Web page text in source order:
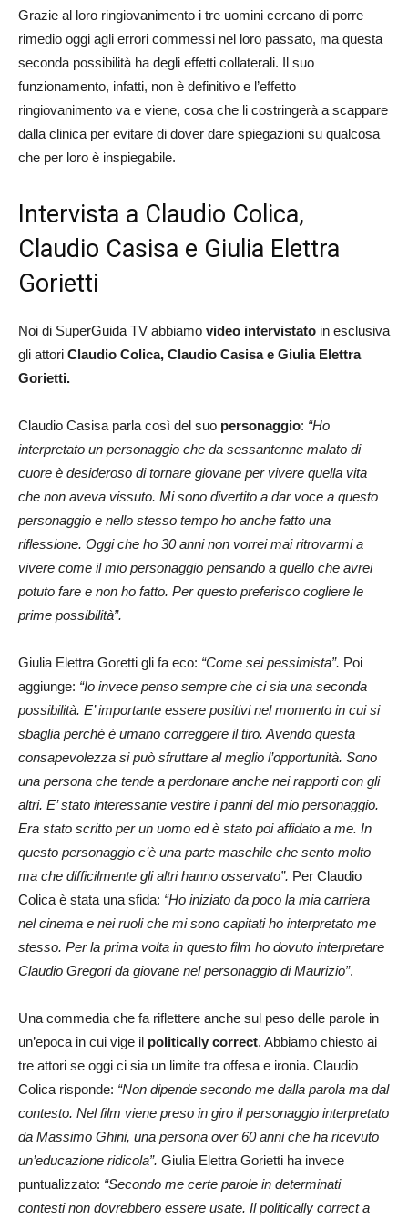
Grazie al loro ringiovanimento i tre uomini cercano di porre
rimedio oggi agli errori commessi nel loro passato, ma questa
seconda possibilità ha degli effetti collaterali. Il suo
funzionamento, infatti, non è definitivo e l’effetto
ringiovanimento va e viene, cosa che li costringerà a scappare
dalla clinica per evitare di dover dare spiegazioni su qualcosa
che per loro è inspiegabile.
Intervista a Claudio Colica,
Claudio Casisa e Giulia Elettra
Gorietti
Noi di SuperGuida TV abbiamo video intervistato in esclusiva
gli attori Claudio Colica, Claudio Casisa e Giulia Elettra
Gorietti.
Claudio Casisa parla così del suo personaggio: “Ho
interpretato un personaggio che da sessantenne malato di
cuore è desideroso di tornare giovane per vivere quella vita
che non aveva vissuto. Mi sono divertito a dar voce a questo
personaggio e nello stesso tempo ho anche fatto una
riflessione. Oggi che ho 30 anni non vorrei mai ritrovarmi a
vivere come il mio personaggio pensando a quello che avrei
potuto fare e non ho fatto. Per questo preferisco cogliere le
prime possibilità”.
Giulia Elettra Goretti gli fa eco: “Come sei pessimista”. Poi
aggiunge: “Io invece penso sempre che ci sia una seconda
possibilità. E’ importante essere positivi nel momento in cui si
sbaglia perché è umano correggere il tiro. Avendo questa
consapevolezza si può sfruttare al meglio l’opportunità. Sono
una persona che tende a perdonare anche nei rapporti con gli
altri. E’ stato interessante vestire i panni del mio personaggio.
Era stato scritto per un uomo ed è stato poi affidato a me. In
questo personaggio c’è una parte maschile che sento molto
ma che difficilmente gli altri hanno osservato”. Per Claudio
Colica è stata una sfida: “Ho iniziato da poco la mia carriera
nel cinema e nei ruoli che mi sono capitati ho interpretato me
stesso. Per la prima volta in questo film ho dovuto interpretare
Claudio Gregori da giovane nel personaggio di Maurizio”.
Una commedia che fa riflettere anche sul peso delle parole in
un’epoca in cui vige il politically correct. Abbiamo chiesto ai
tre attori se oggi ci sia un limite tra offesa e ironia. Claudio
Colica risponde: “Non dipende secondo me dalla parola ma dal
contesto. Nel film viene preso in giro il personaggio interpretato
da Massimo Ghini, una persona over 60 anni che ha ricevuto
un’educazione ridicola”. Giulia Elettra Gorietti ha invece
puntualizzato: “Secondo me certe parole in determinati
contesti non dovrebbero essere usate. Il politically correct a